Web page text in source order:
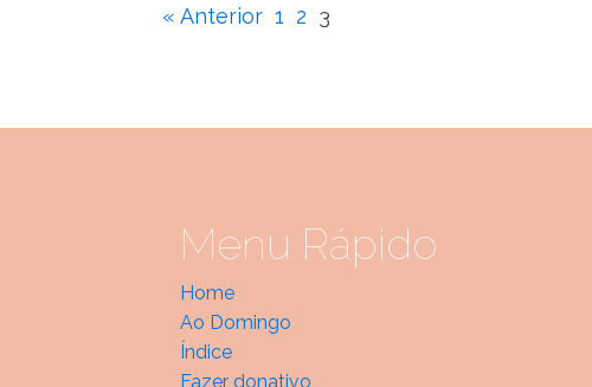
« Anterior 1 2 3
Menu Rápido
Home
Ao Domingo
Índice
Fazer donativo